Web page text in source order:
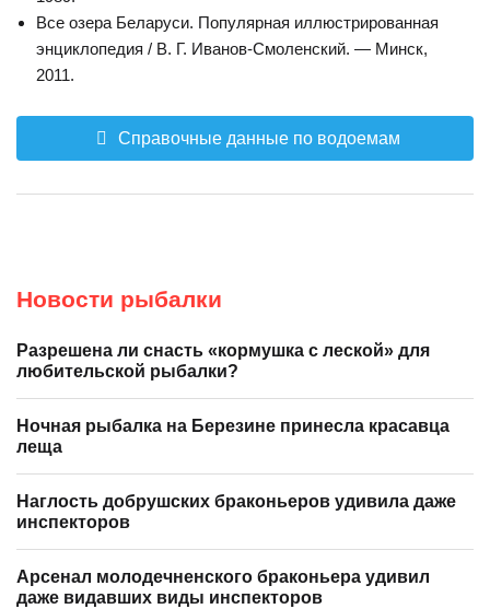
Все озера Беларуси. Популярная иллюстрированная
энциклопедия / В. Г. Иванов-Смоленский. — Минск,
2011.
Справочные данные по водоемам
Новости рыбалки
Разрешена ли снасть «кормушка с леской» для
любительской рыбалки?
Ночная рыбалка на Березине принесла красавца
леща
Наглость добрушских браконьеров удивила даже
инспекторов
Арсенал молодечненского браконьера удивил
даже видавших виды инспекторов